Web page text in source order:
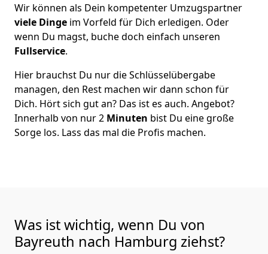
Wir können als Dein kompetenter Umzugspartner
viele Dinge im Vorfeld für Dich erledigen. Oder
wenn Du magst, buche doch einfach unseren
Fullservice.
Hier brauchst Du nur die Schlüsselübergabe
managen, den Rest machen wir dann schon für
Dich. Hört sich gut an? Das ist es auch. Angebot?
Innerhalb von nur 2 Minuten bist Du eine große
Sorge los. Lass das mal die Profis machen.
Was ist wichtig, wenn Du von
Bayreuth nach Hamburg ziehst?